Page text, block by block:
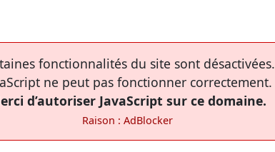
fonctionnalités du site sont désactivées.
ne peut pas fonctionner correctement.
d’autoriser JavaScript sur ce domaine.
Raison : AdBlocker